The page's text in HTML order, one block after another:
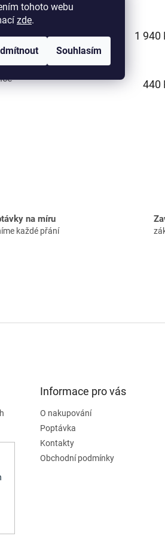
tohoto webu
zde.
Souhlasím
hák
1 940
440
na míru
každé přání
Informace pro vás
O nakupování
Poptávka
Kontakty
Obchodní podmínky